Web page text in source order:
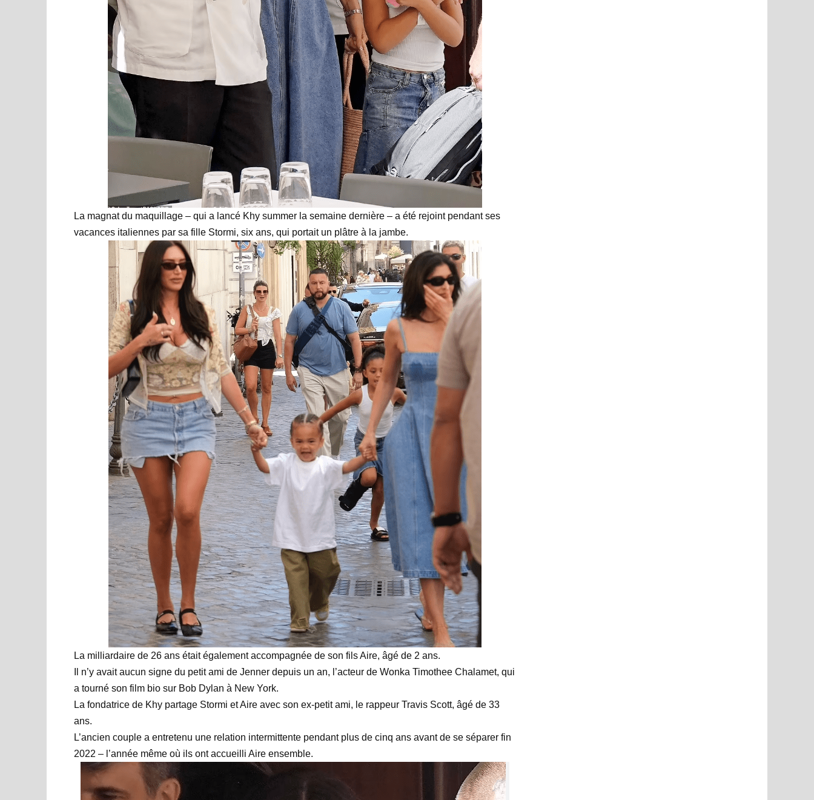
La magnat du maquillage – qui a lancé Khy summer la semaine dernière – a été rejoint pendant ses
vacances italiennes par sa fille Stormi, six ans, qui portait un plâtre à la jambe.
La milliardaire de 26 ans était également accompagnée de son fils Aire, âgé de 2 ans.
Il n’y avait aucun signe du petit ami de Jenner depuis un an, l’acteur de Wonka Timothee Chalamet, qui
a tourné son film bio sur Bob Dylan à New York.
La fondatrice de Khy partage Stormi et Aire avec son ex-petit ami, le rappeur Travis Scott, âgé de 33
ans.
L’ancien couple a entretenu une relation intermittente pendant plus de cinq ans avant de se séparer fin
2022 – l’année même où ils ont accueilli Aire ensemble.